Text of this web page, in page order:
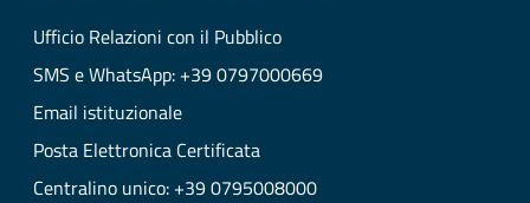
Ufficio Relazioni con il Pubblico
SMS e WhatsApp: +39 0797000669
Email istituzionale
Posta Elettronica Certificata
Centralino unico: +39 0795008000